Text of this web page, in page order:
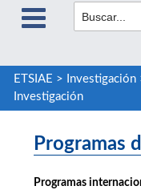
ETSIAE > Investigación
Investigación
Programas
Programas